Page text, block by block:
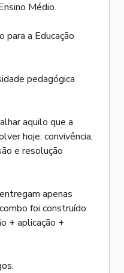
Médio.
para a Educação
pedagógica
aquilo que a
hoje: convivência,
e resolução
apenas
foi construído
+ aplicação +